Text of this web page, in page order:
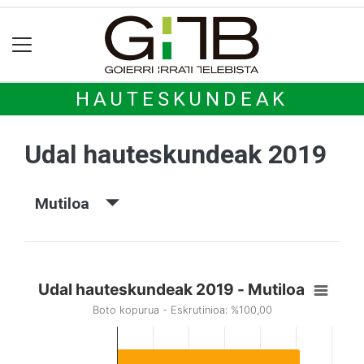
HAUTESKUNDEAK
Udal hauteskundeak 2019
Mutiloa
Udal hauteskundeak 2019 - Mutiloa
Boto kopurua - Eskrutinioa: %100,00